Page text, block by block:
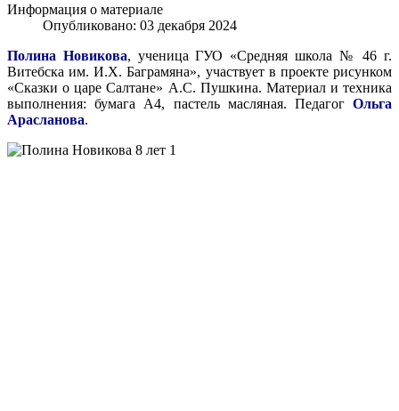
Информация о материале
Опубликовано: 03 декабря 2024
Полина Новикова, ученица ГУО «Средняя школа № 46 г.
Витебска им. И.Х. Баграмяна», участвует в проекте рисунком
«Сказки о царе Салтане» А.С. Пушкина. Материал и техника
выполнения: бумага А4, пастель масляная. Педагог Ольга
Арасланова.